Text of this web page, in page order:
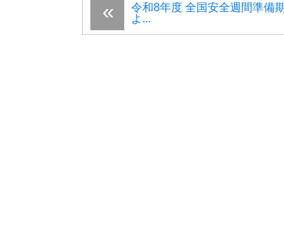
令和8年度 全国安全週間準備
よ...